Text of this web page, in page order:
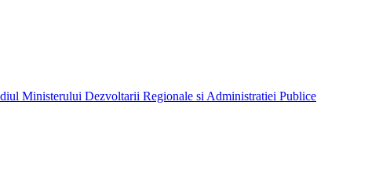
Ministerului Dezvoltarii Regionale si Administratiei Publice